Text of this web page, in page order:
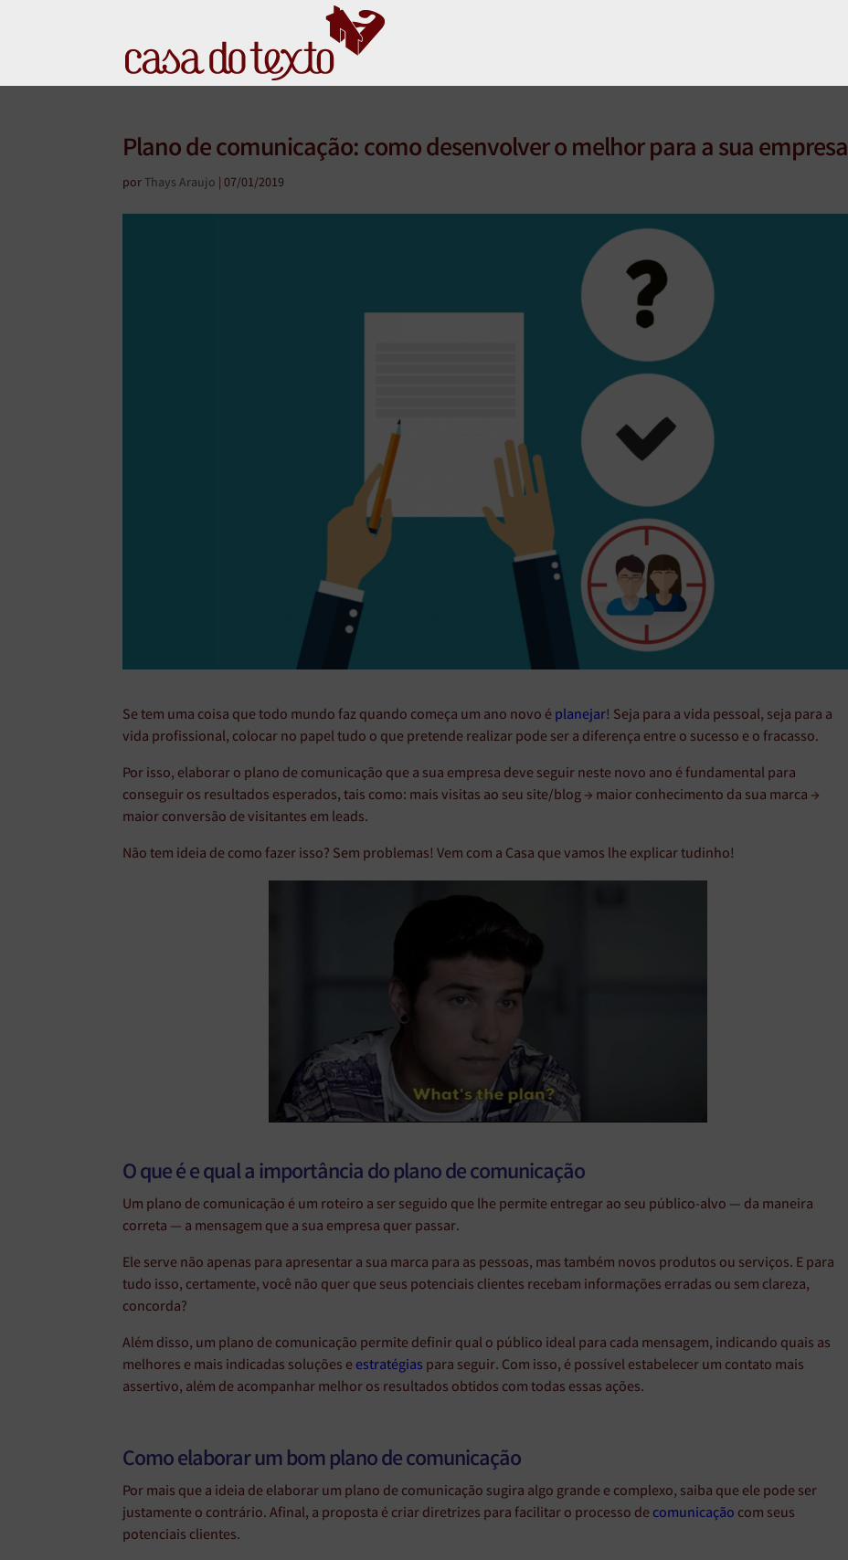
Plano de comunicação: como desenvolver o melhor para a sua empresa
porThays Araujo |07/01/2019
Se tem uma coisa que todo mundo faz quando começa um ano novo é planejar! Seja para a vida pessoal, seja para a
vida profissional, colocar no papel tudo o que pretende realizar pode ser a diferença entre o sucesso e o fracasso.
Por isso, elaborar o plano de comunicação que a sua empresa deve seguir neste novo ano é fundamental para
conseguir os resultados esperados, tais como: mais visitas ao seu site/blog → maior conhecimento da sua marca →
maior conversão de visitantes em leads.
Não tem ideia de como fazer isso? Sem problemas! Vem com a Casa que vamos lhe explicar tudinho!
O que é e qual a importância do plano de comunicação
Um plano de comunicação é um roteiro a ser seguido que lhe permite entregar ao seu público-alvo — da maneira
correta — a mensagem que a sua empresa quer passar.
Ele serve não apenas para apresentar a sua marca para as pessoas, mas também novos produtos ou serviços. E para
tudo isso, certamente, você não quer que seus potenciais clientes recebam informações erradas ou sem clareza,
concorda?
Além disso, um plano de comunicação permite definir qual o público ideal para cada mensagem, indicando quais as
melhores e mais indicadas soluções e estratégias para seguir. Com isso, é possível estabelecer um contato mais
assertivo, além de acompanhar melhor os resultados obtidos com todas essas ações.
Como elaborar um bom plano de comunicação
Por mais que a ideia de elaborar um plano de comunicação sugira algo grande e complexo, saiba que ele pode ser
justamente o contrário. Afinal, a proposta é criar diretrizes para facilitar o processo de comunicação com seus
potenciais clientes.